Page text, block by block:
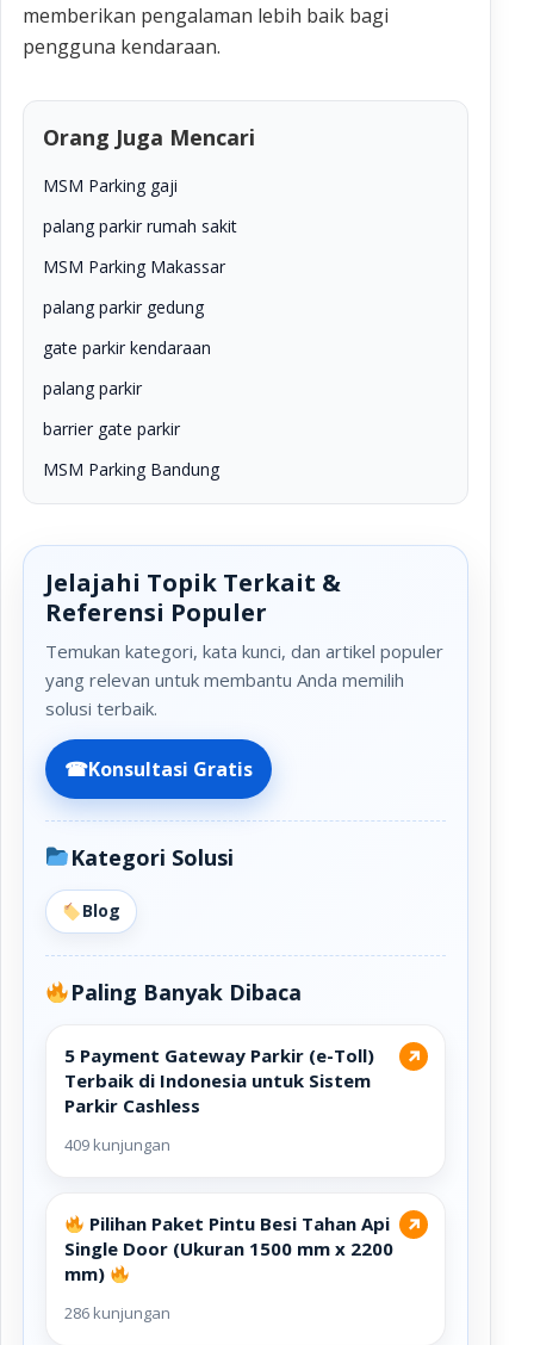
memberikan pengalaman lebih baik bagi
pengguna kendaraan.
Orang Juga Mencari
MSM Parking gaji
palang parkir rumah sakit
MSM Parking Makassar
palang parkir gedung
gate parkir kendaraan
palang parkir
barrier gate parkir
MSM Parking Bandung
Jelajahi Topik Terkait &
Referensi Populer
Temukan kategori, kata kunci, dan artikel populer
yang relevan untuk membantu Anda memilih
solusi terbaik.
☎Konsultasi Gratis
Kategori Solusi
Blog
Paling Banyak Dibaca
↗
5 Payment Gateway Parkir (e-Toll)
Terbaik di Indonesia untuk Sistem
Parkir Cashless
409 kunjungan
↗
Pilihan Paket Pintu Besi Tahan Api
Single Door (Ukuran 1500 mm x 2200
mm)
286 kunjungan